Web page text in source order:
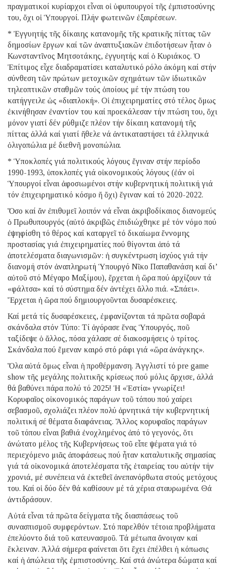
πραγματικοί κυρίαρχοι εἶναι οἱ ὑφυπουργοί τῆς ἐμπιστοσύνης
του, ὄχι οἱ Ὑπουργοί. Πλήν φωτεινῶν ἐξαιρέσεων.
* Ἐγγυητής τῆς δίκαιης κατανομῆς τῆς κρατικῆς πίττας τῶν
δημοσίων ἔργων καί τῶν ἀναπτυξιακῶν ἐπιδοτήσεων ἦταν ὁ
Κωνσταντῖνος Μητσοτάκης, ἐγγυητής καί ὁ Κυριάκος. Ὁ
Ἐπίτιμος εἶχε διαδραματίσει καταλυτικό ρόλο ἀκόμη καί στήν
σύνθεση τῶν πρώτων μετοχικῶν σχημάτων τῶν ἰδιωτικῶν
τηλεοπτικῶν σταθμῶν τούς ὁποίους μέ τήν πτώση του
κατήγγειλε ὡς «διαπλοκή». Οἱ ἐπιχειρηματίες στό τέλος ὅμως
ἐκινήθησαν ἐναντίον του καί προεκάλεσαν τήν πτώση του, ὄχι
μόνον γιατί δέν ρύθμιζε πλέον τήν δίκαιη κατανομή τῆς
πίττας ἀλλά καί γιατί ἤθελε νά ἀντικαταστήσει τά ἑλληνικά
ὀλιγοπώλια μέ διεθνῆ μονοπώλια.
* Ὑποκλοπές γιά πολιτικούς λόγους ἔγιναν στήν περίοδο
1990-1993, ὑποκλοπές γιά οἰκονομικούς λόγους (ἐάν οἱ
Ὑπουργοί εἶναι ἀφοσιωμένοι στήν κυβερνητική πολιτική γιά
τόν ἐπιχειρηματικό κόσμο ἤ ὄχι) ἔγιναν καί τό 2020-2022.
Ὅσο καί ἄν ἐπιθυμεῖ λοιπόν νά εἶναι ἀκριβοδίκαιος διανομεύς
ὁ Πρωθυπουργός (αὐτό ἀκριβῶς ἐπιδιώχθηκε μέ τόν νόμο πού
ἐψηφίσθη τό θέρος καί καταργεῖ τό δικαίωμα ἔννομης
προστασίας γιά ἐπιχειρηματίες πού θίγονται ἀπό τά
ἀποτελέσματα διαγωνισμῶν: ἡ συγκέντρωση ἰσχύος γιά τήν
διανομή στόν ἀναπληρωτή Ὑπουργό Νῖκο Παπαθανάση καί δι’
αὐτοῦ στό Μέγαρο Μαξίμου), ἔρχεται ἡ ὥρα πού ἀρχίζουν τά
«φάλτσα» καί τό σύστημα δέν ἀντέχει ἄλλο πιά. «Σπάει».
Ἔρχεται ἡ ὥρα πού δημιουργοῦνται δυσαρέσκειες.
Καί μετά τίς δυσαρέσκειες, ἐμφανίζονται τά πρῶτα σοβαρά
σκάνδαλα στόν Τύπο: Τί ἀγόρασε ἕνας Ὑπουργός, ποῦ
ταξίδεψε ὁ ἄλλος, πόσα χάλασε σέ διακοσμήσεις ὁ τρίτος.
Σκάνδαλα πού ἔμεναν καιρό στό ράφι γιά «ὥρα ἀνάγκης».
Ὅλα αὐτά ὅμως εἶναι ἡ προθέρμανση. Ἀγγλιστί τό pre game
show τῆς μεγάλης πολιτικῆς κρίσεως πού μόλις ἄρχισε, ἀλλά
θά βαθύνει πάρα πολύ τό 2025! Ἡ «Ἑστία» γνωρίζει!
Κορυφαῖος οἰκονομικός παράγων τοῦ τόπου πού χαίρει
σεβασμοῦ, σχολιάζει πλέον πολύ ἀρνητικά τήν κυβερνητική
πολιτική σέ θέματα διαφάνειας. Ἄλλος κορυφαῖος παράγων
τοῦ τόπου εἶναι βαθιά ἐνοχλημένος ἀπό τό γεγονός, ὅτι
ἀνώτατο μέλος τῆς Κυβερνήσεως τοῦ εἶπε ψέματα γιά τό
περιεχόμενο μιᾶς ἀποφάσεως πού ἦταν καταλυτικῆς σημασίας
γιά τά οἰκονομικά ἀποτελέσματα τῆς ἑταιρείας του αὐτήν τήν
χρονιά, μέ συνέπεια νά ἐκτεθεῖ ἀνεπανόρθωτα στούς μετόχους
του. Καί οἱ δύο δέν θά καθίσουν μέ τά χέρια σταυρωμένα. Θά
ἀντιδράσουν.
Αὐτά εἶναι τά πρῶτα δείγματα τῆς διασπάσεως τοῦ
συνασπισμοῦ συμφερόντων. Στό παρελθόν τέτοια προβλήματα
ἐπελύοντο διά τοῦ κατευνασμοῦ. Τά μέτωπα ἄνοιγαν καί
ἔκλειναν. Ἀλλά σήμερα φαίνεται ὅτι ἔχει ἐπέλθει ἡ κόπωσις
καί ἡ ἀπώλεια τῆς ἐμπιστοσύνης. Καί στά ἀνώτερα δώματα καί